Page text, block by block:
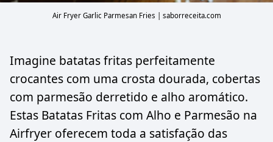
Air Fryer Garlic Parmesan Fries | saborreceita.com
Imagine batatas fritas perfeitamente
crocantes com uma crosta dourada, cobertas
com parmesão derretido e alho aromático.
Estas Batatas Fritas com Alho e Parmesão na
Airfryer oferecem toda a satisfação das